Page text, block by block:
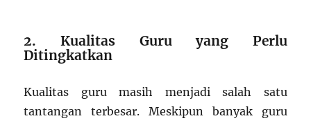
2. Kualitas Guru yang Perlu
Ditingkatkan
Kualitas guru masih menjadi salah satu
tantangan terbesar. Meskipun banyak guru